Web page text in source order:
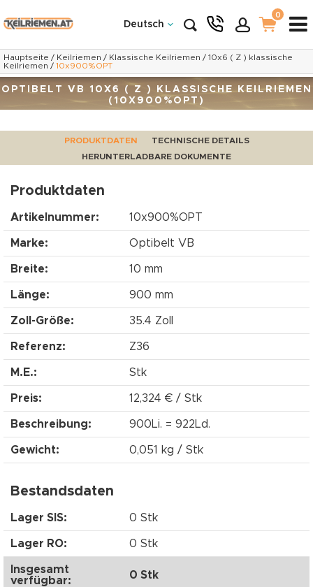
Deutsch
0
Hauptseite / Keilriemen / Klassische Keilriemen / 10x6 ( Z ) klassische
Keilriemen / 10x900%OPT
OPTIBELT VB 10X6 ( Z ) KLASSISCHE KEILRIEMEN
(10X900%OPT)
PRODUKTDATEN
TECHNISCHE DETAILS
HERUNTERLADBARE DOKUMENTE
Produktdaten
Artikelnummer: 10x900%OPT
Marke: Optibelt VB
Breite: 10 mm
Länge: 900 mm
Zoll-Größe: 35.4 Zoll
Referenz: Z36
M.E.: Stk
Preis: 12,324 € / Stk
Beschreibung: 900Li. = 922Ld.
Gewicht: 0,051 kg / Stk
Bestandsdaten
Lager SIS: 0 Stk
Lager RO: 0 Stk
Insgesamt
verfügbar:
0 Stk